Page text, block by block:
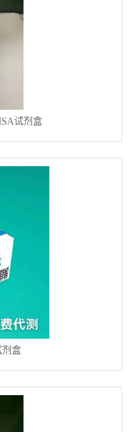
试剂盒
剂盒